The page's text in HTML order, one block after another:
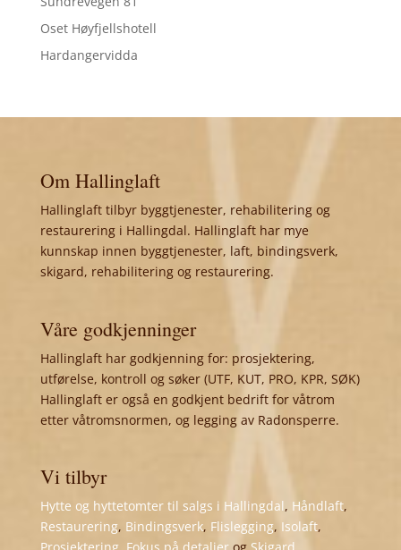
Oset Høyfjellshotell
Hardangervidda
Om Hallinglaft
Hallinglaft tilbyr byggtjenester, rehabilitering og
restaurering i Hallingdal. Hallinglaft har mye
kunnskap innen byggtjenester, laft, bindingsverk,
skigard, rehabilitering og restaurering.
Våre godkjenninger
Hallinglaft har godkjenning for: prosjektering,
utførelse, kontroll og søker (UTF, KUT, PRO, KPR, SØK)
Hallinglaft er også en godkjent bedrift for våtrom
etter våtromsnormen, og legging av Radonsperre.
Vi tilbyr
Hytte og hyttetomter til salgs i Hallingdal, Håndlaft,
Restaurering, Bindingsverk, Flislegging, Isolaft,